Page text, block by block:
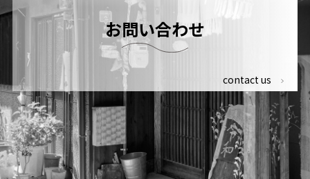
お問い合わせ
contact us